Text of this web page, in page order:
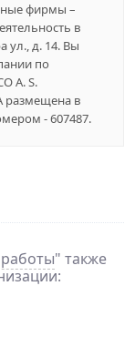
фирмы –
в
ул., д. 14. Вы
по
A. S.
размещена в
- 607487.
" также